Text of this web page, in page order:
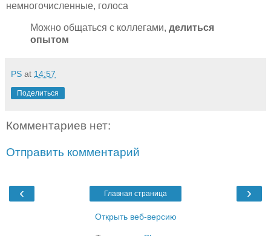
немногочисленные, голоса
Можно общаться с коллегами, делиться
опытом
PS at 14:57
Поделиться
Комментариев нет:
Отправить комментарий
‹ ›
Главная страница
Открыть веб-версию